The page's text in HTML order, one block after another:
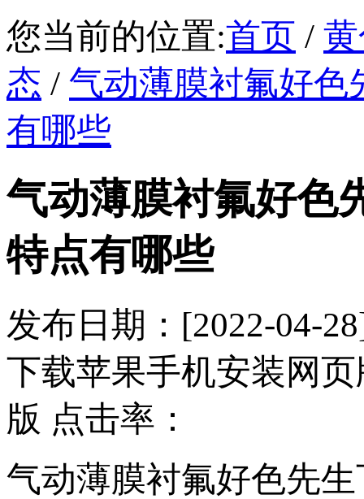
您当前的位置:首页 /
态 / 气动薄膜衬氟好色
有哪些
气动薄膜衬氟好色
特点有哪些
发布日期：[2022-04-
下载苹果手机安装网
版 点击率：
气动薄膜衬氟好色先